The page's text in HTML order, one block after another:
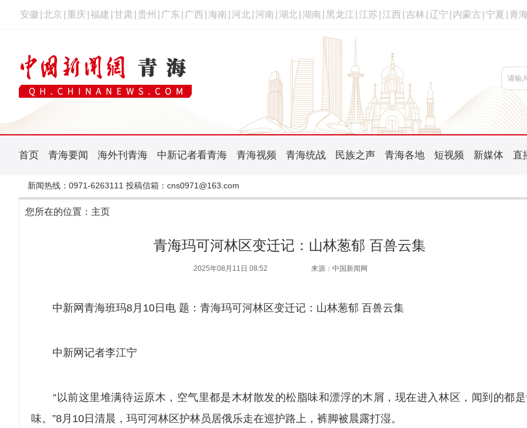
安徽 北京 重庆 福建 甘肃 贵州 广东 广西 海南 河北 河南 湖北 湖南 黑龙江 江苏 江西 吉林 辽宁 内蒙古 宁夏 青
首页 青海要闻 海外刊青海 中新记者看青海 青海视频 青海统战 民族之声 青海各地 短视频 新媒体 直
新闻热线：0971-6263111 投稿信箱：cns0971@163.com
您所在的位置： 主页
青海玛可河林区变迁记：山林葱郁 百兽云集
2025年08月11日 08:52 来源：中国新闻网
中新网青海班玛8月10日电 题：青海玛可河林区变迁记：山林葱郁 百兽云集
中新网记者李江宁
“以前这里堆满待运原木，空气里都是木材散发的松脂味和漂浮的木屑，现在进入林区，闻到的都
味。”8月10日清晨，玛可河林区护林员居俄乐走在巡护路上，裤脚被晨露打湿。